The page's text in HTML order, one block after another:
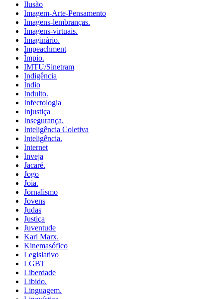
Ilusão
Imagem-Arte-Pensamento
Imagens-lembranças.
Imagens-virtuais.
Imaginário.
Impeachment
Ímpio.
IMTU/Sinetram
Indigência
Índio
Indulto.
Infectologia
Injustiça
Insegurança.
Inteligência Coletiva
Inteligência.
Internet
Inveja
Jacaré.
Jogo
Joia.
Jornalismo
Jovens
Judas
Justiça
Juventude
Karl Marx.
Kinemasófico
Legislativo
LGBT
Liberdade
Libido.
Linguagem.